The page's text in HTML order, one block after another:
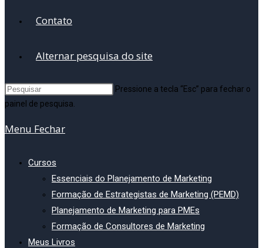
Contato
Alternar pesquisa do site
Pressione a tecla “Esc” para fechar o
painel de pesquisa.
Menu Fechar
Cursos
Essenciais do Planejamento de Marketing
Formação de Estrategistas de Marketing (PEMD)
Planejamento de Marketing para PMEs
Formação de Consultores de Marketing
Meus Livros